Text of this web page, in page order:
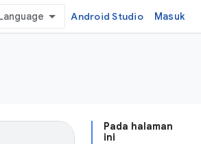
Android Studio Masuk
Pada halaman
ini